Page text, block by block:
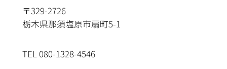
〒329-2726
栃木県那須塩原市扇町5-1
TEL 080-1328-4546